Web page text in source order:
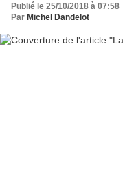
Publié le 25/10/2018 à 07:58
Par Michel Dandelot